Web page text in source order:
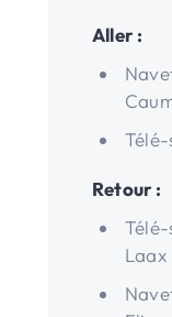
Aller :
Retour :
Télé-
Laax